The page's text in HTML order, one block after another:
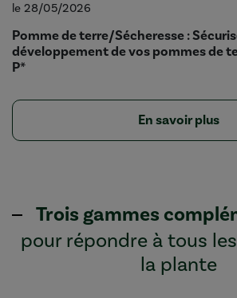
le 28/05/2026
Pomme de terre/Sécheresse :
développement de vos pommes de
P*
En savoir plus
Trois gammes
pour répondre à tous
la plante